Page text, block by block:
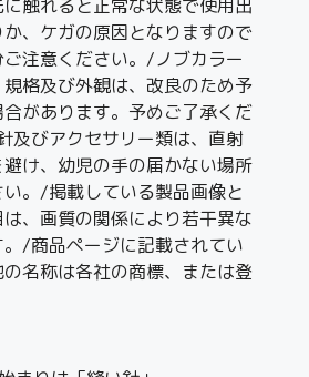
触れると正常な状態で使用出
、ケガの原因となりますので
注意ください。/ノブカラー
格及び外観は、改良のため予
があります。予めご了承くだ
及びアクセサリー類は、直射
け、幼児の手の届かない場所
。/掲載している製品画像と
、画質の関係により若干異な
/商品ページに記載されてい
名称は各社の商標、または登